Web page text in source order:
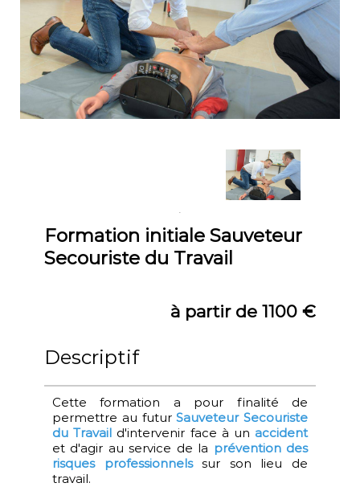
Formation initiale Sauveteur
Secouriste du Travail
à partir de 1100 €
Descriptif
Cette formation a pour finalité de
permettre au futurSauveteur Secouriste
du Travail d'intervenir face à un accident
et d'agir au service de la prévention des
risques professionnelssur son lieu de
travail.